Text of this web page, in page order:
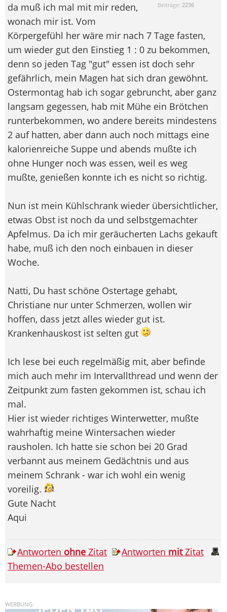
Beiträge: 2236
da muß ich mal mit mir reden,
wonach mir ist. Vom
Körpergefühl her wäre mir nach 7 Tage fasten,
um wieder gut den Einstieg 1 : 0 zu bekommen,
denn so jeden Tag "gut" essen ist doch sehr
gefährlich, mein Magen hat sich dran gewöhnt.
Ostermontag hab ich sogar gebruncht, aber ganz
langsam gegessen, hab mit Mühe ein Brötchen
runterbekommen, wo andere bereits mindestens
2 auf hatten, aber dann auch noch mittags eine
kalorienreiche Suppe und abends mußte ich
ohne Hunger noch was essen, weil es weg
mußte, genießen konnte ich es nicht so richtig.
Nun ist mein Kühlschrank wieder übersichtlicher,
etwas Obst ist noch da und selbstgemachter
Apfelmus. Da ich mir geräucherten Lachs gekauft
habe, muß ich den noch einbauen in dieser
Woche.
Natti, Du hast schöne Ostertage gehabt,
Christiane nur unter Schmerzen, wollen wir
hoffen, dass jetzt alles wieder gut ist.
Krankenhauskost ist selten gut
Ich lese bei euch regelmäßig mit, aber befinde
mich auch mehr im Intervallthread und wenn der
Zeitpunkt zum fasten gekommen ist, schau ich
mal.
Hier ist wieder richtiges Winterwetter, mußte
wahrhaftig meine Wintersachen wieder
rausholen. Ich hatte sie schon bei 20 Grad
verbannt aus meinem Gedächtnis und aus
meinem Schrank - war ich wohl ein wenig
voreilig.
Gute Nacht
Aqui
Antworten ohne Zitat Antworten mitZitat
Themen-Abo bestellen